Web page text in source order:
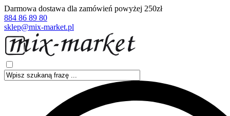
Darmowa dostawa dla zamówień powyżej 250zł
884 86 89 80
sklep@mix-market.pl